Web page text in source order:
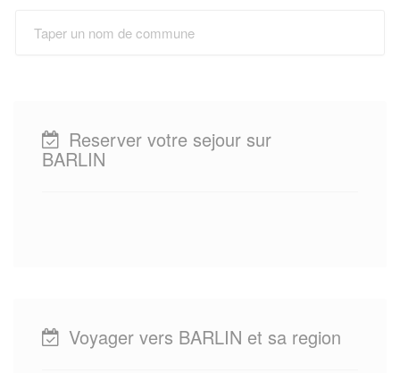
Reserver votre sejour sur
BARLIN
Voyager vers BARLIN et sa region